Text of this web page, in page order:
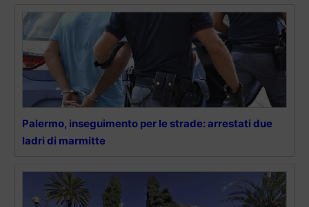
Palermo, inseguimento per le strade: arrestati due
ladri di marmitte